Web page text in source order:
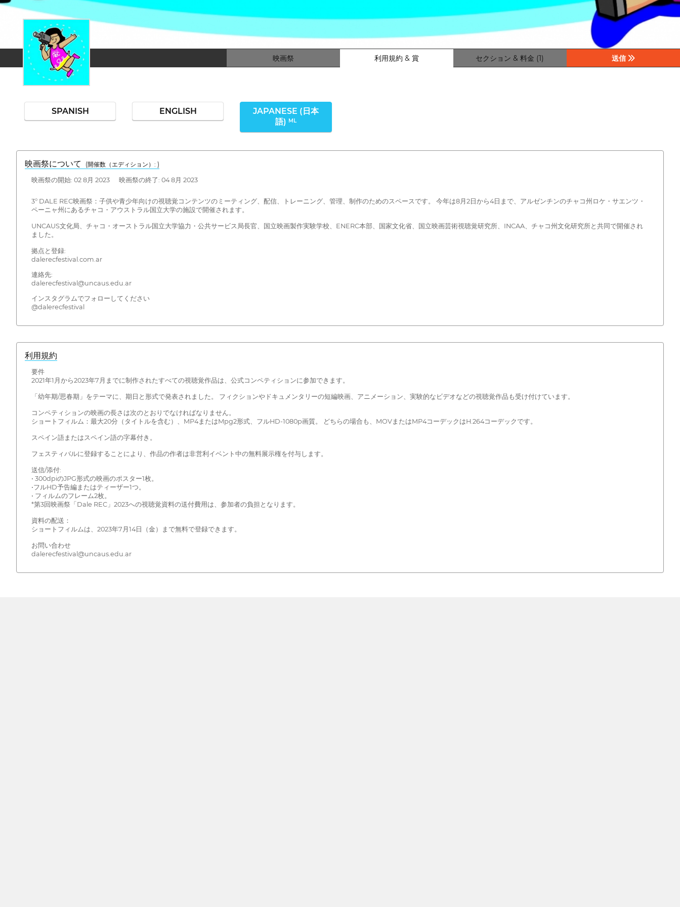
映画祭 利用規約 & 賞 セクション & 料金 (1) 送信
SPANISH ENGLISH
JAPANESE (日本
語) ML
映画祭について (開催数（エディション）: )
映画祭の開始: 02 8月 2023 映画祭の終了: 04 8月 2023
3° DALE REC映画祭：子供や青少年向けの視聴覚コンテンツのミーティング、配信、トレーニング、管理、制作のためのスペースです。 今年は8月2日から4日まで、アルゼンチンのチャコ州ロケ・サエンツ・
ペーニャ州にあるチャコ・アウストラル国立大学の施設で開催されます。
UNCAUS文化局、チャコ・オーストラル国立大学協力・公共サービス局長官、国立映画製作実験学校、ENERC本部、国家文化省、国立映画芸術視聴覚研究所、INCAA、チャコ州文化研究所と共同で開催され
ました。
拠点と登録:
dalerecfestival.com.ar
連絡先:
dalerecfestival@uncaus.edu.ar
インスタグラムでフォローしてください
@dalerecfestival
利用規約
要件
2021年1月から2023年7月までに制作されたすべての視聴覚作品は、公式コンペティションに参加できます。
「幼年期/思春期」をテーマに、期日と形式で発表されました。 フィクションやドキュメンタリーの短編映画、アニメーション、実験的なビデオなどの視聴覚作品も受け付けています。
コンペティションの映画の長さは次のとおりでなければなりません。
ショートフィルム：最大20分（タイトルを含む）、MP4またはMpg2形式、フルHD-1080p画質。 どちらの場合も、MOVまたはMP4コーデックはH.264コーデックです。
スペイン語またはスペイン語の字幕付き。
フェスティバルに登録することにより、作品の作者は非営利イベント中の無料展示権を付与します。
送信/添付:
• 300dpiのJPG形式の映画のポスター1枚。
•フルHD予告編またはティーザー1つ。
• フィルムのフレーム2枚。
*第3回映画祭「Dale REC」2023への視聴覚資料の送付費用は、参加者の負担となります。
資料の配送：
ショートフィルムは、2023年7月14日（金）まで無料で登録できます。
お問い合わせ
dalerecfestival@uncaus.edu.ar